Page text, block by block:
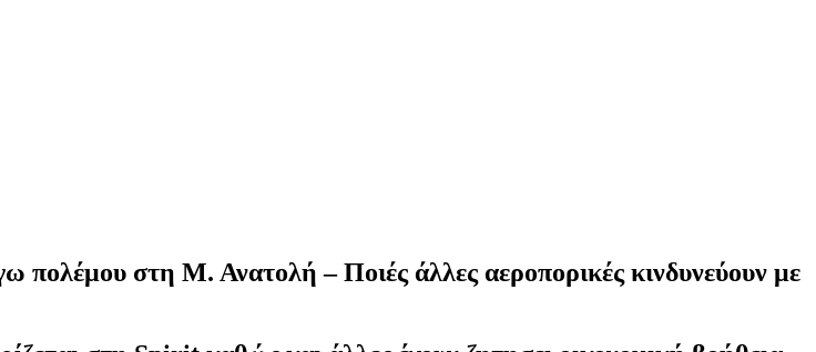
στη Μ. Ανατολή – Ποιές άλλες αεροπορικές κινδυνεύουν με